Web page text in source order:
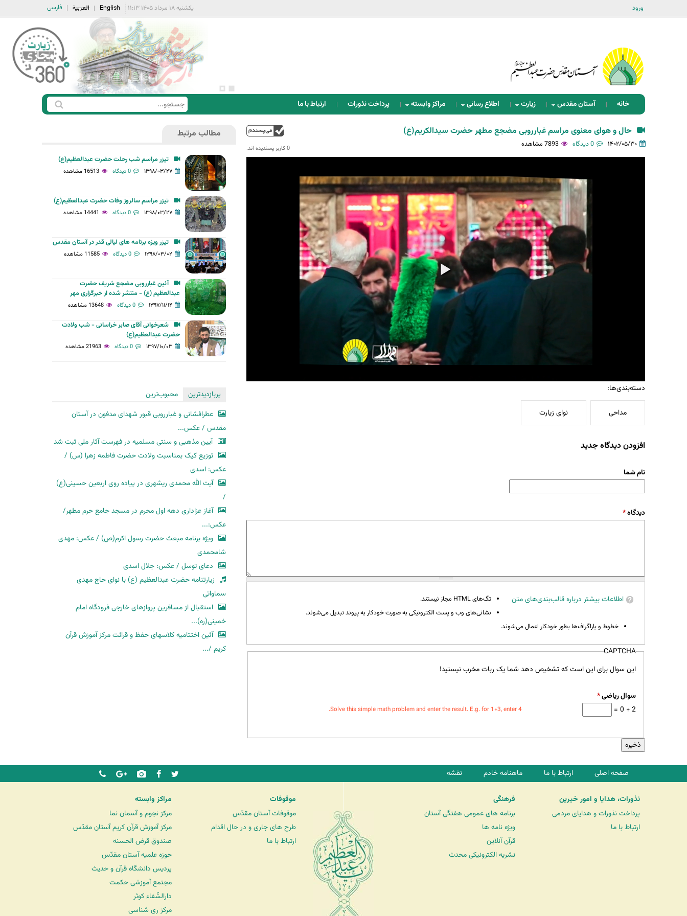
ورود فارسی العربية English یکشنبه ۱۸ مرداد ۱۴۰۵ ۱۱:۱۳
خانه آستان مقدس زیارت اطلاع رسانی مراکز وابسته پرداخت نذورات ارتباط با ما
ف
ر
ج
س
ج
س
ت
0 کاربر پسندیده اند.‎
حال و هوای معنوی مراسم غبارروبی مضجع مطهر حضرت سیدالکریم(ع)
۱۴۰۲/۰۵/۳۰ 0 دیدگاه 7893 مشاهده
دسته‌بندی‌ها:
مداحی نوای زیارت
افزودن دیدگاه جدید
نام شما
دیدگاه*
اطلاعات بیشتر درباره قالب‌بندی‌های متن
تگ‌های HTML مجاز نیستند.
نشانی‌های وب و پست الکترونیکی به صورت خودکار به پیوند تبدیل می‌شوند.
خطوط و پاراگراف‌ها بطور خودکار اعمال می‌شوند.
CAPTCHA
این سوال برای این است که تشخیص دهد شما یک ربات مخرب نیستید!
سوال ریاضی*
2 + 0 =
Solve this simple math problem and enter the result. E.g. for 1+3, enter 4.
مطالب مرتبط
تیزر مراسم شب رحلت حضرت عبدالعظیم(ع)
۱۳۹۸/۰۳/۲۷ 0 دیدگاه 16513 مشاهده
تیزر مراسم سالروز وفات حضرت عبدالعظیم(ع)
۱۳۹۸/۰۳/۲۷ 0 دیدگاه 14441 مشاهده
تيزر ويژه برنامه های‌ لیالی قدر در آستان مقدس
۱۳۹۸/۰۳/۰۲ 0 دیدگاه 11585 مشاهده
آئین غبارروبی مضجع شریف حضرت
عبدالعظیم (ع) - منتشر شده از خبرگزاری مهر
۱۳۹۷/۱۱/۱۴ 0 دیدگاه 13648 مشاهده
شعرخوانی آقای صابر خراسانی - شب ولادت
حضرت عبدالعظیم(ع)
۱۳۹۷/۱۰/۰۳ 0 دیدگاه 21963 مشاهده
پربازدیدترین
محبوب‌ترین
عطرافشانی و غبارروبی قبور شهدای مدفون در آستان
مقدس / عکس...
آیین مذهبی و سنتی مسلمیه در فهرست آثار ملی ثبت شد
توزیع کیک بمناسبت ولادت حضرت فاطمه زهرا (س) /
عکس: اسدی
آیت الله محمدی ریشهری در پیاده روی اربعین حسینی(ع)
/
آغاز عزاداری دهه اول محرم در مسجد جامع حرم مطهر/
عکس:...
ویژه برنامه مبعث حضرت رسول اکرم(ص) / عکس: مهدی
شامحمدی
دعای توسل / عکس: جلال اسدی
زیارتنامه حضرت عبدالعظیم (ع) با نوای حاج مهدی
سماواتی
استقبال از مسافرین پروازهای خارجی فرودگاه امام
خمینی(ره)...
آئین اختتامیه کلاسهای حفظ و قرائت مرکز آموزش قرآن
کریم /...
صفحه اصلی ارتباط با ما ماهنامه خادم نقشه
نذورات، هدایا و امور خیرین
پرداخت نذورات و هدایای مردمی
ارتباط با ما
فرهنگی
برنامه های عمومی هفتگی آستان
ویژه نامه ها
قرآن آنلاین
نشریه الکترونیکی محدث
موقوفات
موقوفات آستان مقدّس
طرح های جاری و در حال اقدام
ارتباط با ما
مراکز وابسته
مرکز نجوم و آسمان نما
مرکز آموزش قرآن کریم آستان مقدّس
صندوق قرض الحسنه
حوزه علمیه آستان مقدّس
پردیس دانشگاه قرآن و حدیث
مجتمع آموزشی حکمت
دارالشّفاء کوثر
مرکز ری شناسی